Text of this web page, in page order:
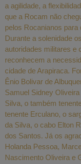
a agilidade, a
que a Rocam não
pelos Rocanianos para
Durante a solenidade
autoridades militares e
reconhecem a
cidade de Arapiraca.
Ênio Bolivar de
Samuel Sidney
Silva, o também
tenente Erculano, o
da Silva, o cabo Elton
dos Santos. Já os
Holanda Pessoa,
Nascimento Oliveira e